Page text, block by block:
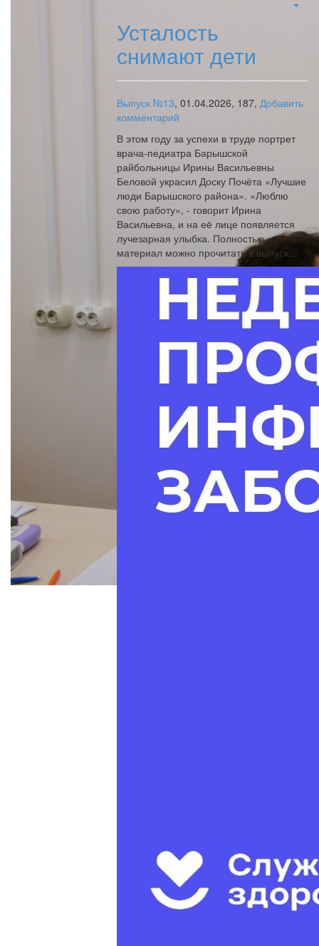
Усталость
снимают дети
Выпуск №13, 01.04.2026, 187, Добавить
комментарий
В этом году за успехи в труде портрет
врача-педиатра Барышской
райбольницы Ирины Васильевны
Беловой украсил Доску Почёта «Лучшие
люди Барышского района». «Люблю
свою работу», - говорит Ирина
Васильевна, и на её лице появляется
лучезарная улыбка. Полностью
материал можно прочитать в выпуск...